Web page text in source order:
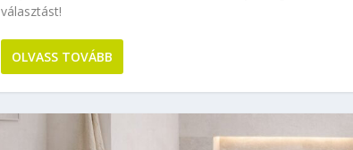
választást!
OLVASS TOVÁBB